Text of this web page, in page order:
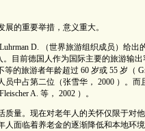
的重要举措，意义重大。
D. （世界旅游组织成员）给出
。目前德国人作为国际主要的旅游输
的旅游者年龄超过 60 岁或 55 岁（
中占第二位（张雪华， 2000 ）。
A. 等， 2002 ）。
质量。现在对老年人的关怀仅限于对
人面临着养老金的逐渐降低和本地环